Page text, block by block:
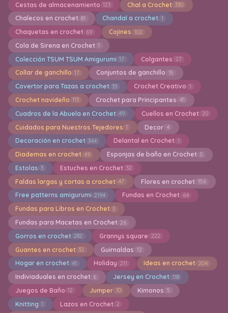
Cestas de almacenamiento 123 Chal a Crochet 330
Chalecos en crochet 81 Chandal a crochet 1
Chaquetas en crochet 69 Cojines 102
Cola de Sirena en Crochet 1
Colección TSUM TSUM Amigurumi 17 Colgantes 27
Collar de ganchillo 17 Conjuntos de ganchillo 15
Covertor para Tazas a crochet 33 Crochet Creativo 1
Crochet navideño 113 Crochet para Principantes 41
Cuadros de la Abuela en Crochet 49 Cuellos en Crochet 20
Cuidados para Nuestros Tejedores 1 Decor 4
Decoración en crochet 344 Delantal en Crochet 1
Diademas en crochet 49 Esponjas de baño en Crochet 5
Estolas 3 Estuches en Crochet 32
Faldas largas y cortas a crochet 47 Flores en crochet 156
Free patterns amigurumi 2194 Fundas en Crochet 64
Fundas para Libros en Crochet 3
Fundas para Macetas en Crochet 26
Gorros en crochet 282 Grannys square 222
Guantes en crochet 32 Guirnaldas 12
Hogar en crochet 41 Holiday 211 Ideas en crochet 204
Indiviaduales en crochet 6 Jersey en Crochet 118
Juegos de Baño 12 Jumper 10 Kimonos 5
Knitting 1 Lazos en Crochet 2